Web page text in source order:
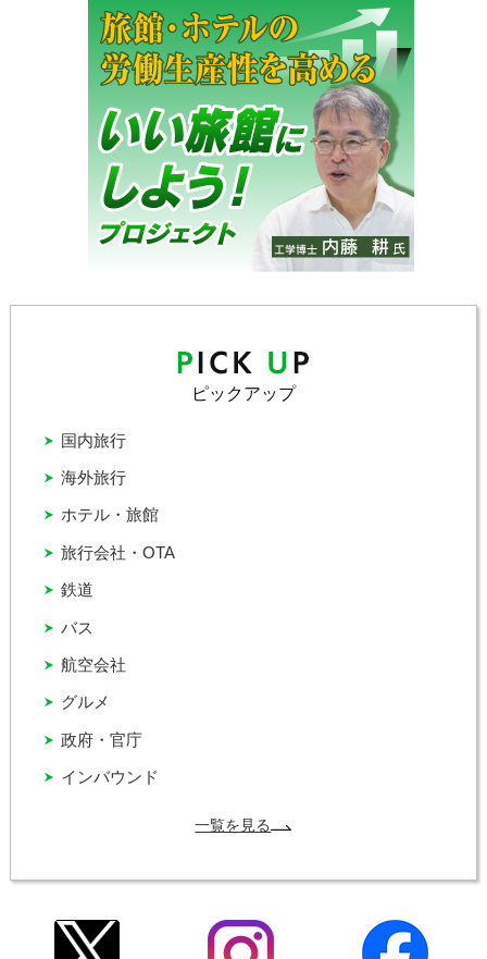
ピックアップ
インバウンド
グルメ
バス
ホテル・旅館
国内旅行
政府・官庁
旅行会社・OTA
海外旅行
航空会社
鉄道
一覧を見る